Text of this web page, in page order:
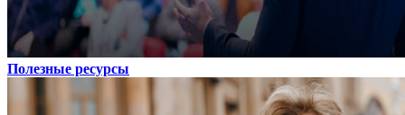
Полезные ресурсы